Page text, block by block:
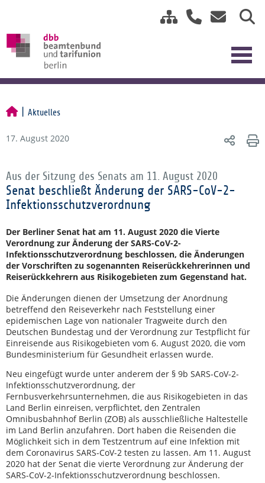
Aktuelles
17. August 2020
Aus der Sitzung des Senats am 11. August 2020
Senat beschließt Änderung der SARS-CoV-2-
Infektionsschutzverordnung
Der Berliner Senat hat am 11. August 2020 die Vierte
Verordnung zur Änderung der SARS-CoV-2-
Infektionsschutzverordnung beschlossen, die Änderungen
der Vorschriften zu sogenannten Reiserückkehrerinnen und
Reiserückkehrern aus Risikogebieten zum Gegenstand hat.
Die Änderungen dienen der Umsetzung der Anordnung
betreffend den Reiseverkehr nach Feststellung einer
epidemischen Lage von nationaler Tragweite durch den
Deutschen Bundestag und der Verordnung zur Testpflicht für
Einreisende aus Risikogebieten vom 6. August 2020, die vom
Bundesministerium für Gesundheit erlassen wurde.
Neu eingefügt wurde unter anderem der § 9b SARS-CoV-2-
Infektionsschutzverordnung, der
Fernbusverkehrsunternehmen, die aus Risikogebieten in das
Land Berlin einreisen, verpflichtet, den Zentralen
Omnibusbahnhof Berlin (ZOB) als ausschließliche Haltestelle
im Land Berlin anzufahren. Dort haben die Reisenden die
Möglichkeit sich in dem Testzentrum auf eine Infektion mit
dem Coronavirus SARS-CoV-2 testen zu lassen. Am 11. August
2020 hat der Senat die vierte Verordnung zur Änderung der
SARS-CoV-2-Infektionsschutzverordnung beschlossen.